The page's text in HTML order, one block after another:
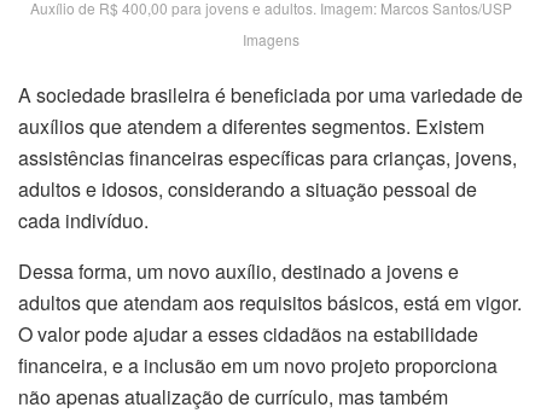
Auxílio de R$ 400,00 para jovens e adultos. Imagem: Marcos Santos/USP
Imagens
A sociedade brasileira é beneficiada por uma variedade de
auxílios que atendem a diferentes segmentos. Existem
assistências financeiras específicas para crianças, jovens,
adultos e idosos, considerando a situação pessoal de
cada indivíduo.
Dessa forma, um novo auxílio, destinado a jovens e
adultos que atendam aos requisitos básicos, está em vigor.
O valor pode ajudar a esses cidadãos na estabilidade
financeira, e a inclusão em um novo projeto proporciona
não apenas atualização de currículo, mas também